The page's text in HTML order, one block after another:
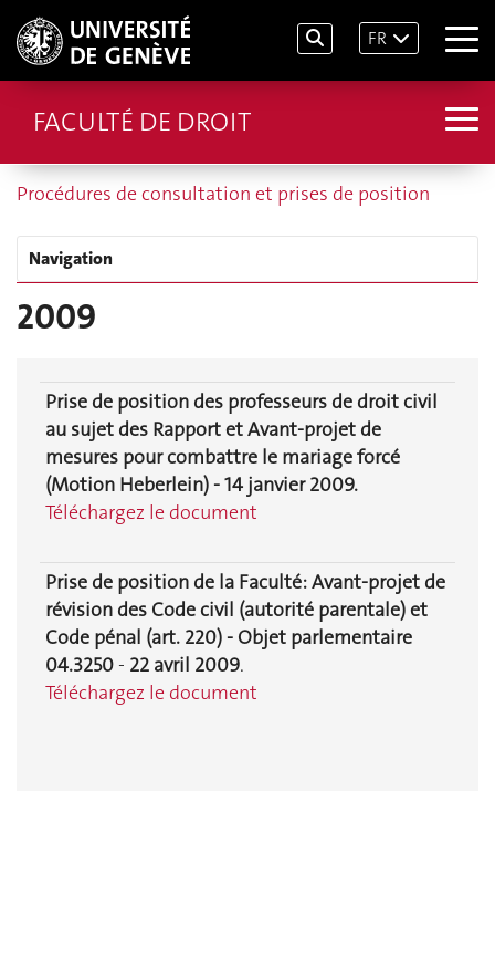
FR
FACULTÉ DE DROIT
Procédures de consultation et prises de position
Navigation
2009
Prise de position des professeurs de droit civil
au sujet des Rapport et Avant-projet de
mesures pour combattre le mariage forcé
(Motion Heberlein) - 14 janvier 2009.
Téléchargez le document
Prise de position de la Faculté: Avant‐projet de
révision des Code civil (autorité parentale) et
Code pénal (art. 220) - Objet parlementaire
04.3250- 22 avril 2009.
Téléchargez le document